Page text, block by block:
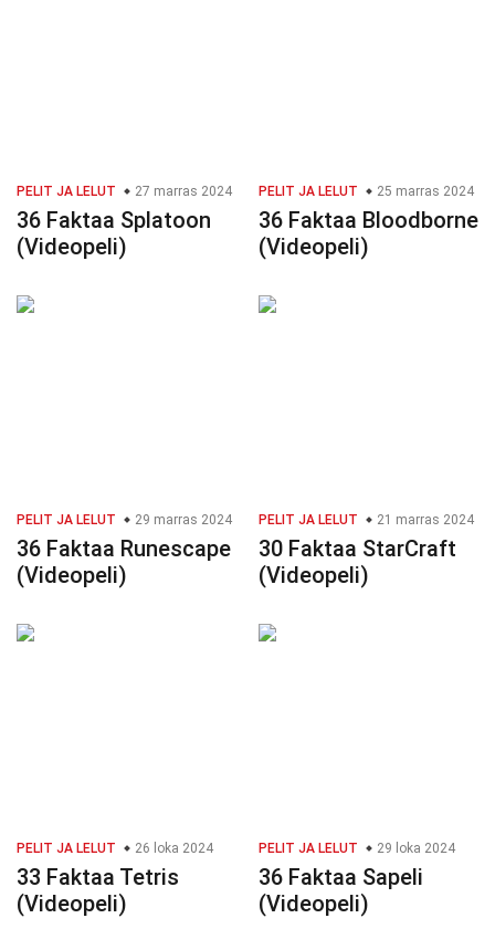
PELIT JA LELUT 27 marras 2024
36 Faktaa Splatoon
(Videopeli)
PELIT JA LELUT 25 marras 2024
36 Faktaa Bloodborne
(Videopeli)
PELIT JA LELUT 29 marras 2024
36 Faktaa Runescape
(Videopeli)
PELIT JA LELUT 21 marras 2024
30 Faktaa StarCraft
(Videopeli)
PELIT JA LELUT 26 loka 2024
33 Faktaa Tetris
(Videopeli)
PELIT JA LELUT 29 loka 2024
36 Faktaa Sapeli
(Videopeli)